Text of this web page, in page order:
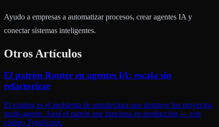
Ayudo a empresas a automatizar procesos, crear agentes IA y
conectar sistemas inteligentes.
Otros Artículos
El patrón Router en agentes IA: escala sin
refactorizar
El routing es el problema de arquitectura que destruye los proyectos
multi-agente. Aquí el patrón que funciona en producción — con
código TypeScript.